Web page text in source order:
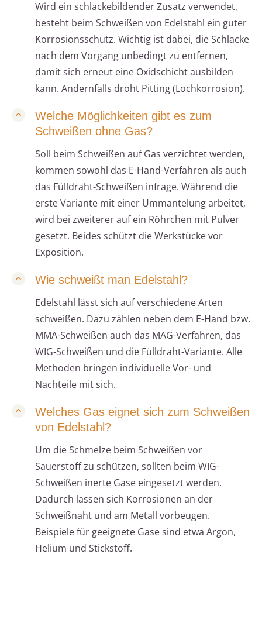
Wird ein schlackebildender Zusatz verwendet,
besteht beim Schweißen von Edelstahl ein guter
Korrosionsschutz. Wichtig ist dabei, die Schlacke
nach dem Vorgang unbedingt zu entfernen,
damit sich erneut eine Oxidschicht ausbilden
kann. Andernfalls droht Pitting (Lochkorrosion).
Welche Möglichkeiten gibt es zum
Schweißen ohne Gas?
Soll beim Schweißen auf Gas verzichtet werden,
kommen sowohl das E-Hand-Verfahren als auch
das Fülldraht-Schweißen infrage. Während die
erste Variante mit einer Ummantelung arbeitet,
wird bei zweiterer auf ein Röhrchen mit Pulver
gesetzt. Beides schützt die Werkstücke vor
Exposition.
Wie schweißt man Edelstahl?
Edelstahl lässt sich auf verschiedene Arten
schweißen. Dazu zählen neben dem E-Hand bzw.
MMA-Schweißen auch das MAG-Verfahren, das
WIG-Schweißen und die Fülldraht-Variante. Alle
Methoden bringen individuelle Vor- und
Nachteile mit sich.
Welches Gas eignet sich zum Schweißen
von Edelstahl?
Um die Schmelze beim Schweißen vor
Sauerstoff zu schützen, sollten beim WIG-
Schweißen inerte Gase eingesetzt werden.
Dadurch lassen sich Korrosionen an der
Schweißnaht und am Metall vorbeugen.
Beispiele für geeignete Gase sind etwa Argon,
Helium und Stickstoff.